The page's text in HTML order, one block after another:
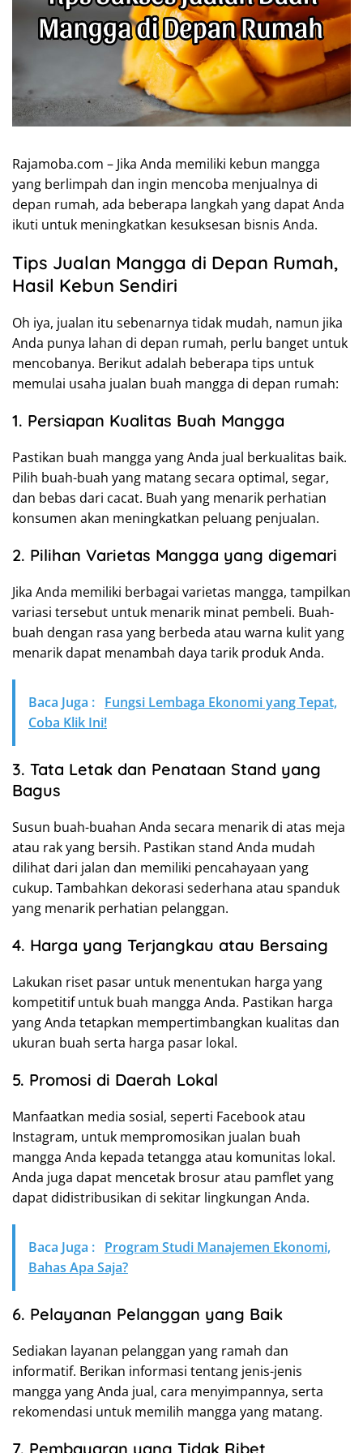
Rajamoba.com – Jika Anda memiliki kebun mangga
yang berlimpah dan ingin mencoba menjualnya di
depan rumah, ada beberapa langkah yang dapat Anda
ikuti untuk meningkatkan kesuksesan bisnis Anda.
Tips Jualan Mangga di Depan Rumah,
Hasil Kebun Sendiri
Oh iya, jualan itu sebenarnya tidak mudah, namun jika
Anda punya lahan di depan rumah, perlu banget untuk
mencobanya. Berikut adalah beberapa tips untuk
memulai usaha jualan buah mangga di depan rumah:
1. Persiapan Kualitas Buah Mangga
Pastikan buah mangga yang Anda jual berkualitas baik.
Pilih buah-buah yang matang secara optimal, segar,
dan bebas dari cacat. Buah yang menarik perhatian
konsumen akan meningkatkan peluang penjualan.
2. Pilihan Varietas Mangga yang digemari
Jika Anda memiliki berbagai varietas mangga, tampilkan
variasi tersebut untuk menarik minat pembeli. Buah-
buah dengan rasa yang berbeda atau warna kulit yang
menarik dapat menambah daya tarik produk Anda.
Baca Juga : Fungsi Lembaga Ekonomi yang Tepat,
Coba Klik Ini!
3. Tata Letak dan Penataan Stand yang
Bagus
Susun buah-buahan Anda secara menarik di atas meja
atau rak yang bersih. Pastikan stand Anda mudah
dilihat dari jalan dan memiliki pencahayaan yang
cukup. Tambahkan dekorasi sederhana atau spanduk
yang menarik perhatian pelanggan.
4. Harga yang Terjangkau atau Bersaing
Lakukan riset pasar untuk menentukan harga yang
kompetitif untuk buah mangga Anda. Pastikan harga
yang Anda tetapkan mempertimbangkan kualitas dan
ukuran buah serta harga pasar lokal.
5. Promosi di Daerah Lokal
Manfaatkan media sosial, seperti Facebook atau
Instagram, untuk mempromosikan jualan buah
mangga Anda kepada tetangga atau komunitas lokal.
Anda juga dapat mencetak brosur atau pamflet yang
dapat didistribusikan di sekitar lingkungan Anda.
Baca Juga : Program Studi Manajemen Ekonomi,
Bahas Apa Saja?
6. Pelayanan Pelanggan yang Baik
Sediakan layanan pelanggan yang ramah dan
informatif. Berikan informasi tentang jenis-jenis
mangga yang Anda jual, cara menyimpannya, serta
rekomendasi untuk memilih mangga yang matang.
7. Pembayaran yang Tidak Ribet